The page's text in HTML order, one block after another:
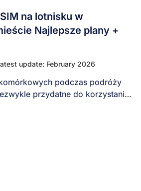
na lotnisku w
Najlepsze plany +
update: February 2026
podczas podróży
przydatne do korzystania